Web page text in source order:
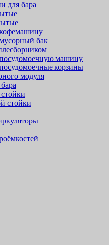
для бара
бак
машину
корзины
модуля
стойки